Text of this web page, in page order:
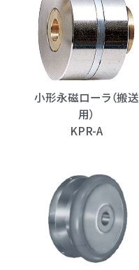
小形永磁ローラ（搬送
用）
KPR-A